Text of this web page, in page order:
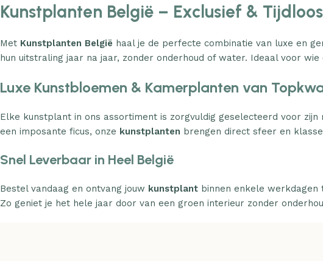
Kunstplanten België – Exclusief &
Met Kunstplanten België haal je de perfecte combinatie van luxe en
hun uitstraling jaar na jaar, zonder onderhoud of water. Ideaal voor
Luxe Kunstbloemen & Kamerplanten van
Elke kunstplant in ons assortiment is zorgvuldig geselecteerd voor
een imposante ficus, onze kunstplanten brengen direct sfeer en
Snel Leverbaar in Heel België
Bestel vandaag en ontvang jouw kunstplant binnen enkele werkdagen
Zo geniet je het hele jaar door van een groen interieur zonder